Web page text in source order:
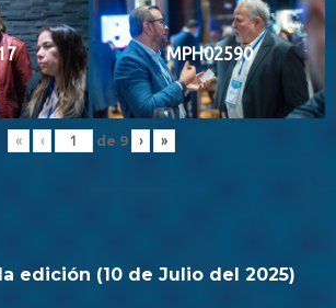
MPH02590
« ‹ de 9 › »
edición (10 de Julio del 2025)